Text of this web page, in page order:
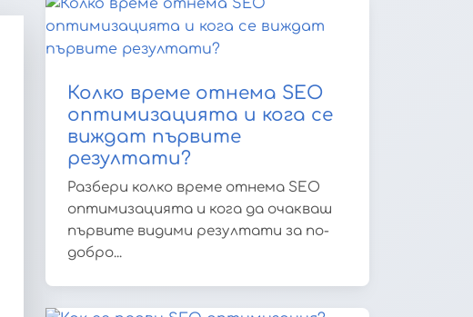
Колко време отнема SEO
оптимизацията и кога се
виждат първите
резултати?
Разбери колко време отнема SEO
оптимизацията и кога да очакваш
първите видими резултати за по-
добро...